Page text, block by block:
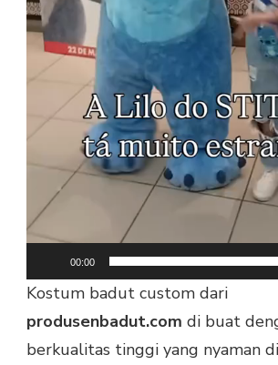
00:00
Kostum badut custom dari
produsenbadut.com di buat
berkualitas tinggi yang nyaman